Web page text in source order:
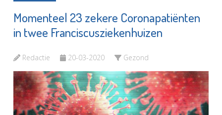
Momenteel 23 zekere Coronapatiënten
in twee Franciscusziekenhuizen
Redactie 20-03-2020 Gezond